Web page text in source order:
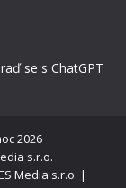
se s ChatGPT
2026
s.r.o.
Media s.r.o. |